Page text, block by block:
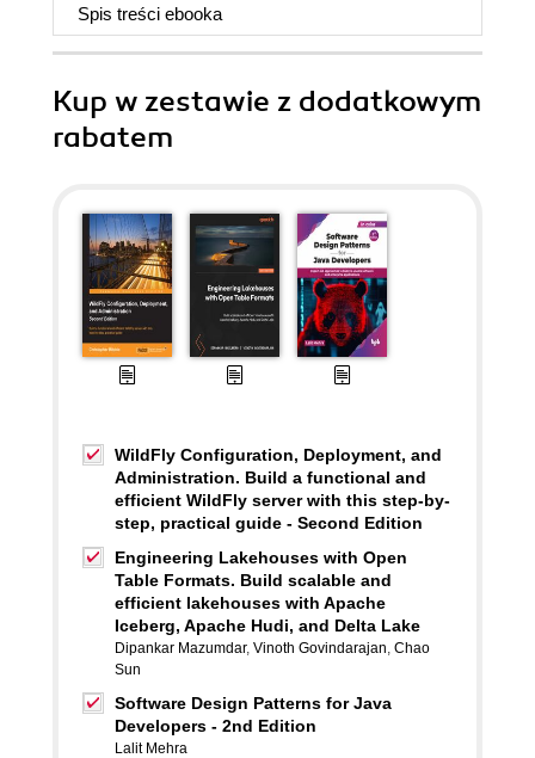
Spis treści ebooka
Kup w zestawie z dodatkowym
rabatem
WildFly Configuration, Deployment, and
Administration. Build a functional and
efficient WildFly server with this step-by-
step, practical guide - Second Edition
Engineering Lakehouses with Open
Table Formats. Build scalable and
efficient lakehouses with Apache
Iceberg, Apache Hudi, and Delta Lake
Dipankar Mazumdar, Vinoth Govindarajan, Chao
Sun
Software Design Patterns for Java
Developers - 2nd Edition
Lalit Mehra